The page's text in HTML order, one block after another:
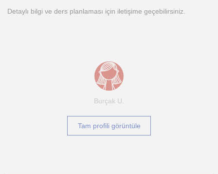
Detaylı bilgi ve ders planlaması için iletişime geçebilirsiniz.
Burçak U.
Tam profili görüntüle